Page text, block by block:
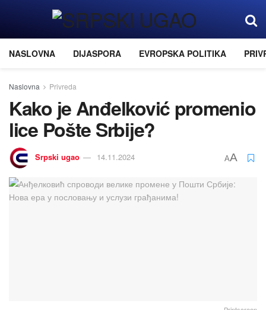
NASLOVNA DIJASPORA EVROPSKA POLITIKA
Naslovna Privreda
Kako јe Anđelković promenio
lice Pošte Srbiјe?
Srpski ugao 14.11.2024 AA